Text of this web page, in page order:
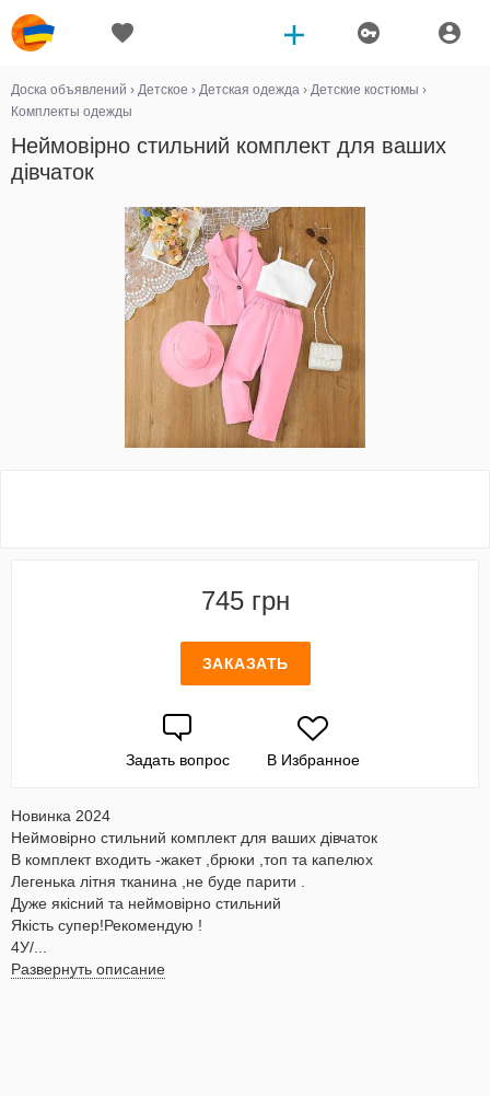
Доска объявлений › Детское › Детская одежда › Детские костюмы ›
Комплекты одежды
Неймовірно стильний комплект для ваших
дівчаток
745 грн
ЗАКАЗАТЬ
Задать вопрос В Избранное
Новинка 2024
Неймовірно стильний комплект для ваших дівчаток
В комплект входить -жакет ,брюки ,топ та капелюх
Легенька літня тканина ,не буде парити .
Дуже якісний та неймовірно стильний
Якість супер!Рекомендую !
4У/...
Развернуть описание